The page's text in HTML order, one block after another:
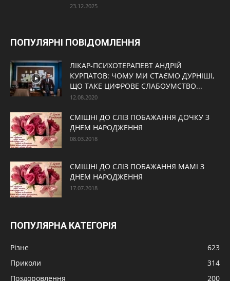
23.12.2025
ПОПУЛЯРНІ ПОВІДОМЛЕННЯ
ЛІКАР-ПСИХОТЕРАПЕВТ АНДРІЙ
КУРПАТОВ: ЧОМУ МИ СТАЄМО ДУРНІШІ,
ЩО ТАКЕ ЦИФРОВЕ СЛАБОУМСТВО...
12.08.2020
СМІШНІ ДО СЛІЗ ПОБАЖАННЯ ДОЧКУ З
ДНЕМ НАРОДЖЕННЯ
08.03.2018
СМІШНІ ДО СЛІЗ ПОБАЖАННЯ МАМІ З
ДНЕМ НАРОДЖЕННЯ
17.07.2018
ПОПУЛЯРНА КАТЕГОРІЯ
Різне
623
Приколи
314
Поздоровлення
200